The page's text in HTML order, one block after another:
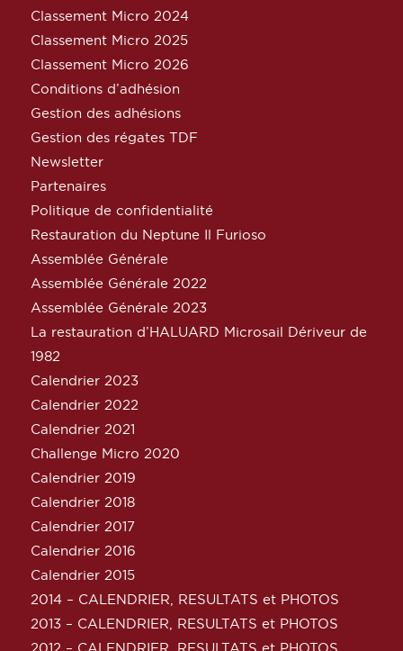
Classement Micro 2024
Classement Micro 2025
Classement Micro 2026
Conditions d’adhésion
Gestion des adhésions
Gestion des régates TDF
Newsletter
Partenaires
Politique de confidentialité
Restauration du Neptune Il Furioso
Assemblée Générale
Assemblée Générale 2022
Assemblée Générale 2023
La restauration d’HALUARD Microsail Dériveur de
1982
Calendrier 2023
Calendrier 2022
Calendrier 2021
Challenge Micro 2020
Calendrier 2019
Calendrier 2018
Calendrier 2017
Calendrier 2016
Calendrier 2015
2014 – CALENDRIER, RESULTATS et PHOTOS
2013 – CALENDRIER, RESULTATS et PHOTOS
2012 – CALENDRIER, RESULTATS et PHOTOS